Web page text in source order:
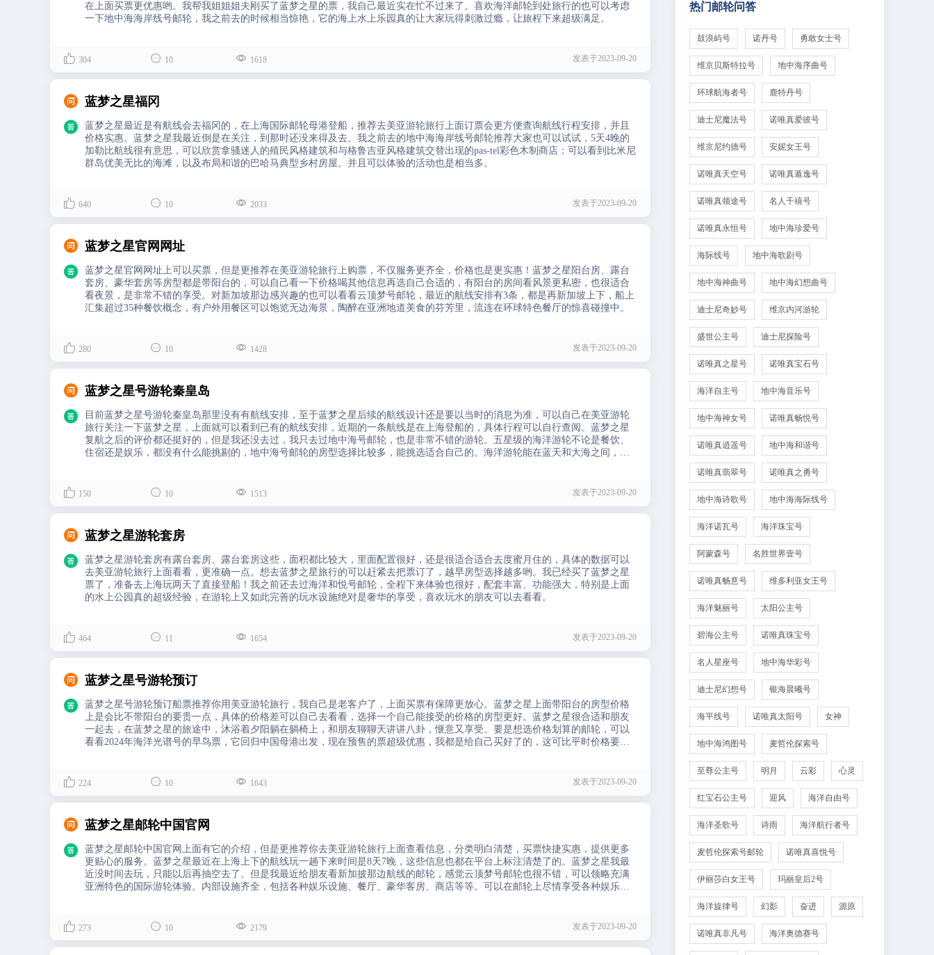
在上面买票更优惠哟。我帮我姐姐姐夫刚买了蓝梦之星的票，我自己最近实在忙不过来了。喜欢海洋邮轮到处旅行的也可以考虑
一下地中海海岸线号邮轮，我之前去的时候相当惊艳，它的海上水上乐园真的让大家玩得刺激过瘾，让旅程下来超级满足。
 304  10  1618 发表于2023-09-20
 蓝梦之星福冈

蓝梦之星最近是有航线会去福冈的，在上海国际邮轮母港登船，推荐去美亚游轮旅行上面订票会更方便查询航线行程安排，并且
价格实惠。蓝梦之星我最近倒是在关注，到那时还没来得及去。我之前去的地中海海岸线号邮轮推荐大家也可以试试，5天4晚的
加勒比航线很有意思，可以欣赏拿骚迷人的殖民风格建筑和与格鲁吉亚风格建筑交替出现的pas-tel彩色木制商店；可以看到比米尼
群岛优美无比的海滩，以及布局和谐的巴哈马典型乡村房屋。并且可以体验的活动也是相当多。
 640  10  2033 发表于2023-09-20
 蓝梦之星官网网址

蓝梦之星官网网址上可以买票，但是更推荐在美亚游轮旅行上购票，不仅服务更齐全，价格也是更实惠！蓝梦之星阳台房、露台
套房、豪华套房等房型都是带阳台的，可以自己看一下价格喝其他信息再选自己合适的，有阳台的房间看风景更私密，也很适合
看夜景，是非常不错的享受。对新加坡那边感兴趣的也可以看看云顶梦号邮轮，最近的航线安排有3条，都是再新加坡上下，船上
汇集超过35种餐饮概念，有户外用餐区可以饱览无边海景，陶醉在亚洲地道美食的芬芳里，流连在环球特色餐厅的惊喜碰撞中。
 280  10  1428 发表于2023-09-20
 蓝梦之星号游轮秦皇岛

目前蓝梦之星号游轮秦皇岛那里没有有航线安排，至于蓝梦之星后续的航线设计还是要以当时的消息为准，可以自己在美亚游轮
旅行关注一下蓝梦之星，上面就可以看到已有的航线安排，近期的一条航线是在上海登船的，具体行程可以自行查阅。蓝梦之星
复航之后的评价都还挺好的，但是我还没去过，我只去过地中海号邮轮，也是非常不错的游轮。五星级的海洋游轮不论是餐饮、
住宿还是娱乐，都没有什么能挑剔的，地中海号邮轮的房型选择比较多，能挑选适合自己的。海洋游轮能在蓝天和大海之间，感
 150  10  1513 发表于2023-09-20
 蓝梦之星游轮套房

蓝梦之星游轮套房有露台套房、露台套房这些，面积都比较大，里面配置很好，还是很适合适合去度蜜月住的，具体的数据可以
去美亚游轮旅行上面看看，更准确一点。想去蓝梦之星旅行的可以赶紧去把票订了，越早房型选择越多哟。我已经买了蓝梦之星
票了，准备去上海玩两天了直接登船！我之前还去过海洋和悦号邮轮，全程下来体验也很好，配套丰富、功能强大，特别是上面
的水上公园真的超级经验，在游轮上又如此完善的玩水设施绝对是奢华的享受，喜欢玩水的朋友可以去看看。
 464  11  1654 发表于2023-09-20
 蓝梦之星号游轮预订

蓝梦之星号游轮预订船票推荐你用美亚游轮旅行，我自己是老客户了，上面买票有保障更放心。蓝梦之星上面带阳台的房型价格
上是会比不带阳台的要贵一点，具体的价格差可以自己去看看，选择一个自己能接受的价格的房型更好。蓝梦之星很合适和朋友
一起去，在蓝梦之星的旅途中，沐浴着夕阳躺在躺椅上，和朋友聊聊天讲讲八卦，惬意又享受。要是想选价格划算的邮轮，可以
看看2024年海洋光谱号的早鸟票，它回归中国母港出发，现在预售的票超级优惠，我都是给自己买好了的，这可比平时价格要实
 224  10  1643 发表于2023-09-20
 蓝梦之星邮轮中国官网

蓝梦之星邮轮中国官网上面有它的介绍，但是更推荐你去美亚游轮旅行上面查看信息，分类明白清楚，买票快捷实惠，提供更多
更贴心的服务。蓝梦之星最近在上海上下的航线玩一趟下来时间是8天7晚，这些信息也都在平台上标注清楚了的。蓝梦之星我最
近没时间去玩，只能以后再抽空去了。但是我最近给朋友看新加披那边航线的邮轮，感觉云顶梦号邮轮也很不错，可以领略充满
亚洲特色的国际游轮体验。内部设施齐全，包括各种娱乐设施、餐厅、豪华客房、商店等等。可以在邮轮上尽情享受各种娱乐活
 273  10  2179 发表于2023-09-20
热门邮轮问答
鼓浪屿号 诺丹号 勇敢女士号
维京贝斯特拉号 地中海序曲号
环球航海者号 鹿特丹号
迪士尼魔法号 诺唯真爱彼号
维京尼约德号 安妮女王号
诺唯真天空号 诺唯真遁逸号
诺唯真领途号 名人千禧号
诺唯真永恒号 地中海珍爱号
海际线号 地中海歌剧号
地中海神曲号 地中海幻想曲号
迪士尼奇妙号 维京内河游轮
盛世公主号 迪士尼探险号
诺唯真之星号 诺唯真宝石号
海洋自主号 地中海音乐号
地中海神女号 诺唯真畅悦号
诺唯真逍遥号 地中海和谐号
诺唯真翡翠号 诺唯真之勇号
地中海诗歌号 地中海海际线号
海洋诺瓦号 海洋珠宝号
阿蒙森号 名胜世界壹号
诺唯真畅意号 维多利亚女王号
海洋魅丽号 太阳公主号
碧海公主号 诺唯真珠宝号
名人星座号 地中海华彩号
迪士尼幻想号 银海晨曦号
海平线号 诺唯真太阳号 女神
地中海鸿图号 麦哲伦探索号
至尊公主号 明月 云彩 心灵
红宝石公主号 迎风 海洋自由号
海洋圣歌号 诗雨 海洋航行者号
麦哲伦探索号邮轮 诺唯真喜悦号
伊丽莎白女王号 玛丽皇后2号
海洋旋律号 幻影 奋进 源原
诺唯真非凡号 海洋奥德赛号